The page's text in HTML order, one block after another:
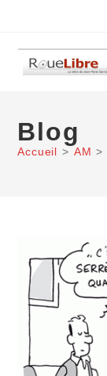
content
Blog
Accueil > AM >